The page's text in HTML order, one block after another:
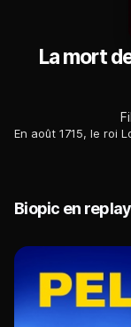
La mort
Biopic en replay